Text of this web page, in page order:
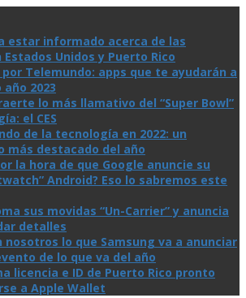
estar informado acerca de las
Unidos y Puerto Rico
por Telemundo: apps que te ayudarán a
2023
lo más llamativo del “Super Bowl”
el CES
de la tecnologí­a en 2022: un
más destacado del año
la hora de que Google anuncie su
Android? Eso lo sabremos este
sus movidas “Un-Carrier” y anuncia
detalles
nosotros lo que Samsung va a anunciar
de lo que va del año
licencia e ID de Puerto Rico pronto
a Apple Wallet